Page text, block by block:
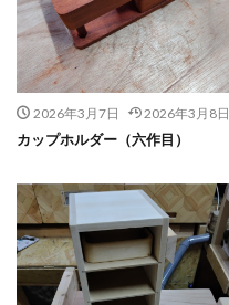
2026年3月7日 2026年3月8日
カップホルダー（六作目）